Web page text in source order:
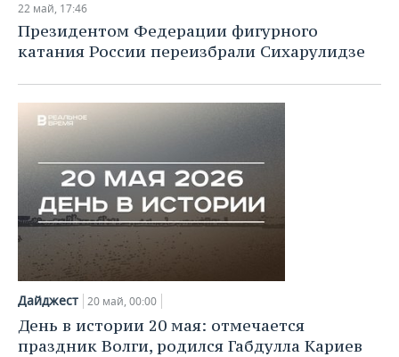
22 май, 17:46
Президентом Федерации фигурного
катания России переизбрали Сихарулидзе
Дайджест 20 май, 00:00
День в истории 20 мая: отмечается
праздник Волги, родился Габдулла Кариев